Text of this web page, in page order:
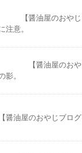
【醤油屋のおやじ
注意。
【醤油屋のおやじ
影。
【醤油屋のおやじブロ